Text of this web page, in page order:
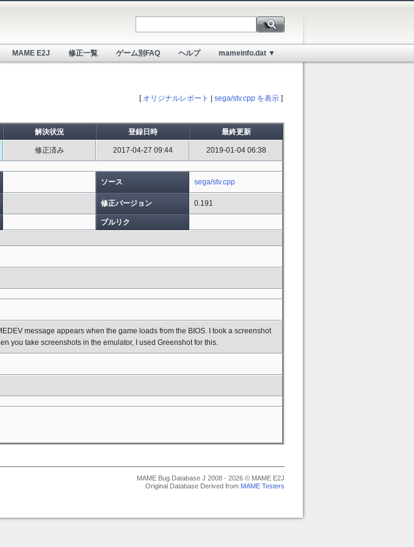
MAME E2J 修正一覧 ゲーム別FAQ ヘルプ mameinfo.dat ▼
[ オリジナルレポート sega/stv.cpp を表示 ]
解決状況 登録日時 最終更新
修正済み 2017-04-27 09:44 2019-01-04 06:38
ソース sega/stv.cpp
修正バージョン 0.191
プルリク
message appears when the game loads from the BIOS. I took a screenshot
you take screenshots in the emulator, I used Greenshot for this.
MAME Bug Database J 2008 - 2026 © MAME E2J
Original Database Derived from MAME Testers